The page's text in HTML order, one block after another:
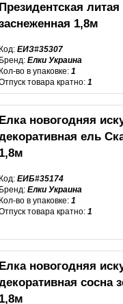
Президентская литая
1,8м
Код: ЕИЗ#35307
Бренд: Елки Украина
Кол-во в упаковке: 1
товара кратно: 1
Елка новогодняя
ель
1,8м
Код: ЕИБ#35174
Бренд: Елки Украина
Кол-во в упаковке: 1
товара кратно: 1
Елка новогодняя
сосна
1,8м